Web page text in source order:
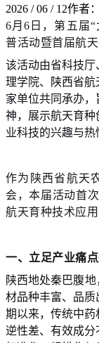
2026 / 06 / 12作者
6月6日，第五届
普活动暨首届航
该活动由省科技
理学院、陕西省
家单位共同承办
神，展示航天育
业科技的兴趣与热
作为陕西省航天
会，本届活动首
航天育种技术应
一、立足产业痛点
陕西地处秦巴腹地
材品种丰富、品
期以来，传统中
逆性差、有效成